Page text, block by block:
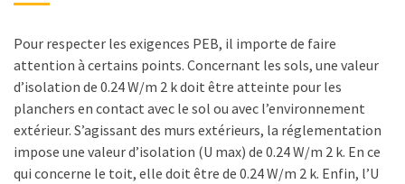
Pour respecter les exigences PEB, il importe de faire
attention à certains points. Concernant les sols, une valeur
d’isolation de 0.24 W/m 2 k doit être atteinte pour les
planchers en contact avec le sol ou avec l’environnement
extérieur. S’agissant des murs extérieurs, la réglementation
impose une valeur d’isolation (U max) de 0.24 W/m 2 k. En ce
qui concerne le toit, elle doit être de 0.24 W/m 2 k. Enfin, l’U